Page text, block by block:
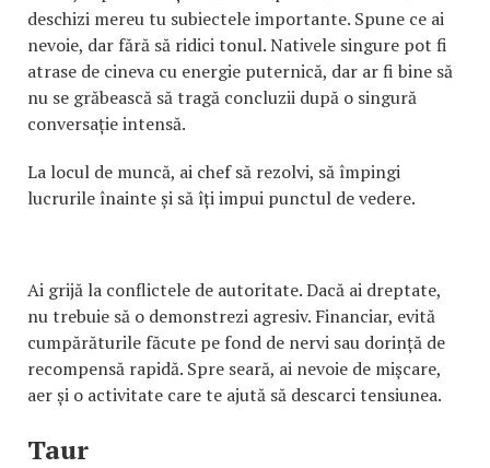
deschizi mereu tu subiectele importante. Spune ce ai
nevoie, dar fără să ridici tonul. Nativele singure pot fi
atrase de cineva cu energie puternică, dar ar fi bine să
nu se grăbească să tragă concluzii după o singură
conversație intensă.
La locul de muncă, ai chef să rezolvi, să împingi
lucrurile înainte și să îți impui punctul de vedere.
Ai grijă la conflictele de autoritate. Dacă ai dreptate,
nu trebuie să o demonstrezi agresiv. Financiar, evită
cumpărăturile făcute pe fond de nervi sau dorință de
recompensă rapidă. Spre seară, ai nevoie de mișcare,
aer și o activitate care te ajută să descarci tensiunea.
Taur